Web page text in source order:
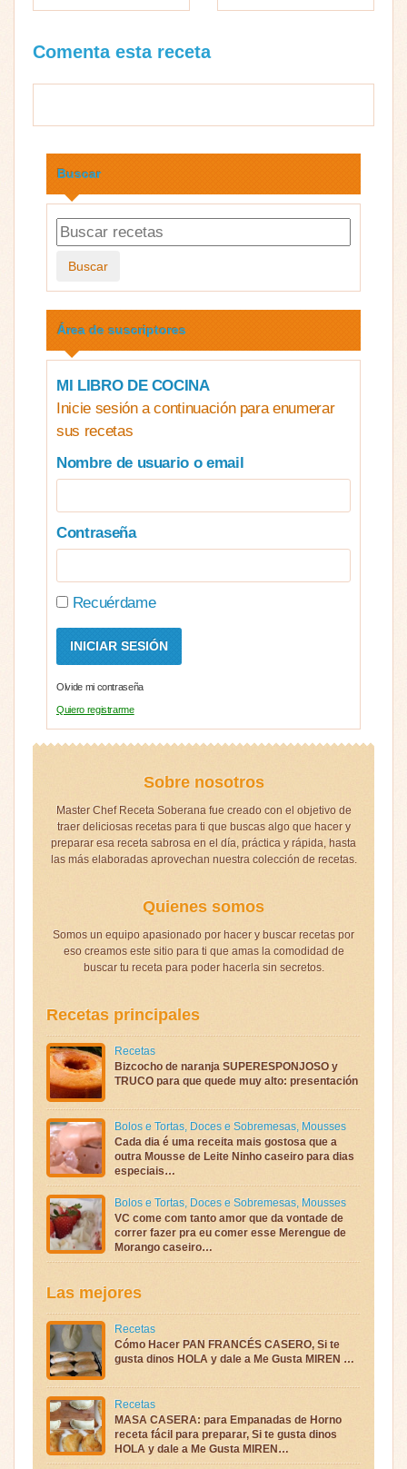
Comenta esta receta
Buscar
Buscar
Área de suscriptores
MI LIBRO DE COCINA
Inicie sesión a continuación para enumerar
sus recetas
Nombre de usuario o email
Contraseña
Recuérdame
Olvide mi contraseña
Quiero registrarme
Sobre nosotros
Master Chef Receta Soberana fue creado con el objetivo de
traer deliciosas recetas para ti que buscas algo que hacer y
preparar esa receta sabrosa en el día, práctica y rápida, hasta
las más elaboradas aprovechan nuestra colección de recetas.
Quienes somos
Somos un equipo apasionado por hacer y buscar recetas por
eso creamos este sitio para ti que amas la comodidad de
buscar tu receta para poder hacerla sin secretos.
Recetas principales
Recetas
Bizcocho de naranja SUPERESPONJOSO y
TRUCO para que quede muy alto: presentación
Bolos e Tortas, Doces e Sobremesas, Mousses
Cada dia é uma receita mais gostosa que a
outra Mousse de Leite Ninho caseiro para dias
especiais…
Bolos e Tortas, Doces e Sobremesas, Mousses
VC come com tanto amor que da vontade de
correr fazer pra eu comer esse Merengue de
Morango caseiro…
Las mejores
Recetas
Cómo Hacer PAN FRANCÉS CASERO, Si te
gusta dinos HOLA y dale a Me Gusta MIREN …
Recetas
MASA CASERA: para Empanadas de Horno
receta fácil para preparar, Si te gusta dinos
HOLA y dale a Me Gusta MIREN…